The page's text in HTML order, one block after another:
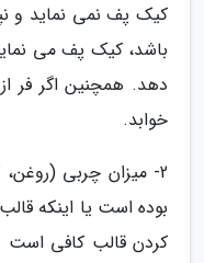
کیک پف نمی نماید و
باشد، کیک پف می
دهد. همچنین اگر فر
خوابد.
2- میزان چربی
بوده است یا اینکه
کردن قالب کافی است